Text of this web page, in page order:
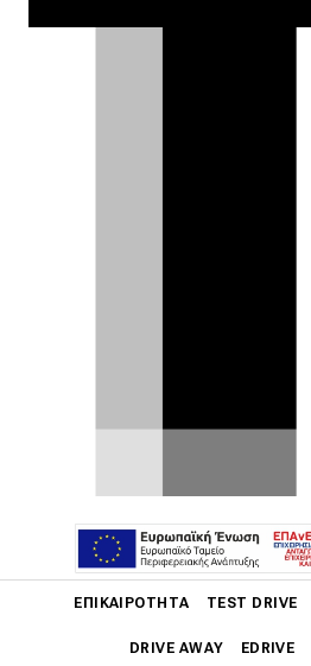
ΕΠΙΚΑΙΡΌΤΗΤΑ TEST DRIVE
DRIVE AWAY EDRIVE
μαζί και το Peugeot